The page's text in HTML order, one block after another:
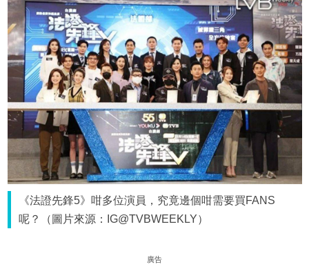
《法證先鋒5》咁多位演員，究竟邊個咁需要買FANS
呢？（圖片來源：IG@TVBWEEKLY）
廣告